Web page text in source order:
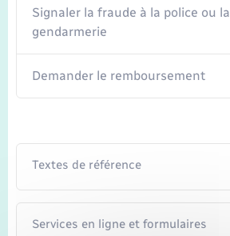
Signaler la fraude à la police ou la
gendarmerie
Demander le remboursement
Textes de référence
Services en ligne et formulaires